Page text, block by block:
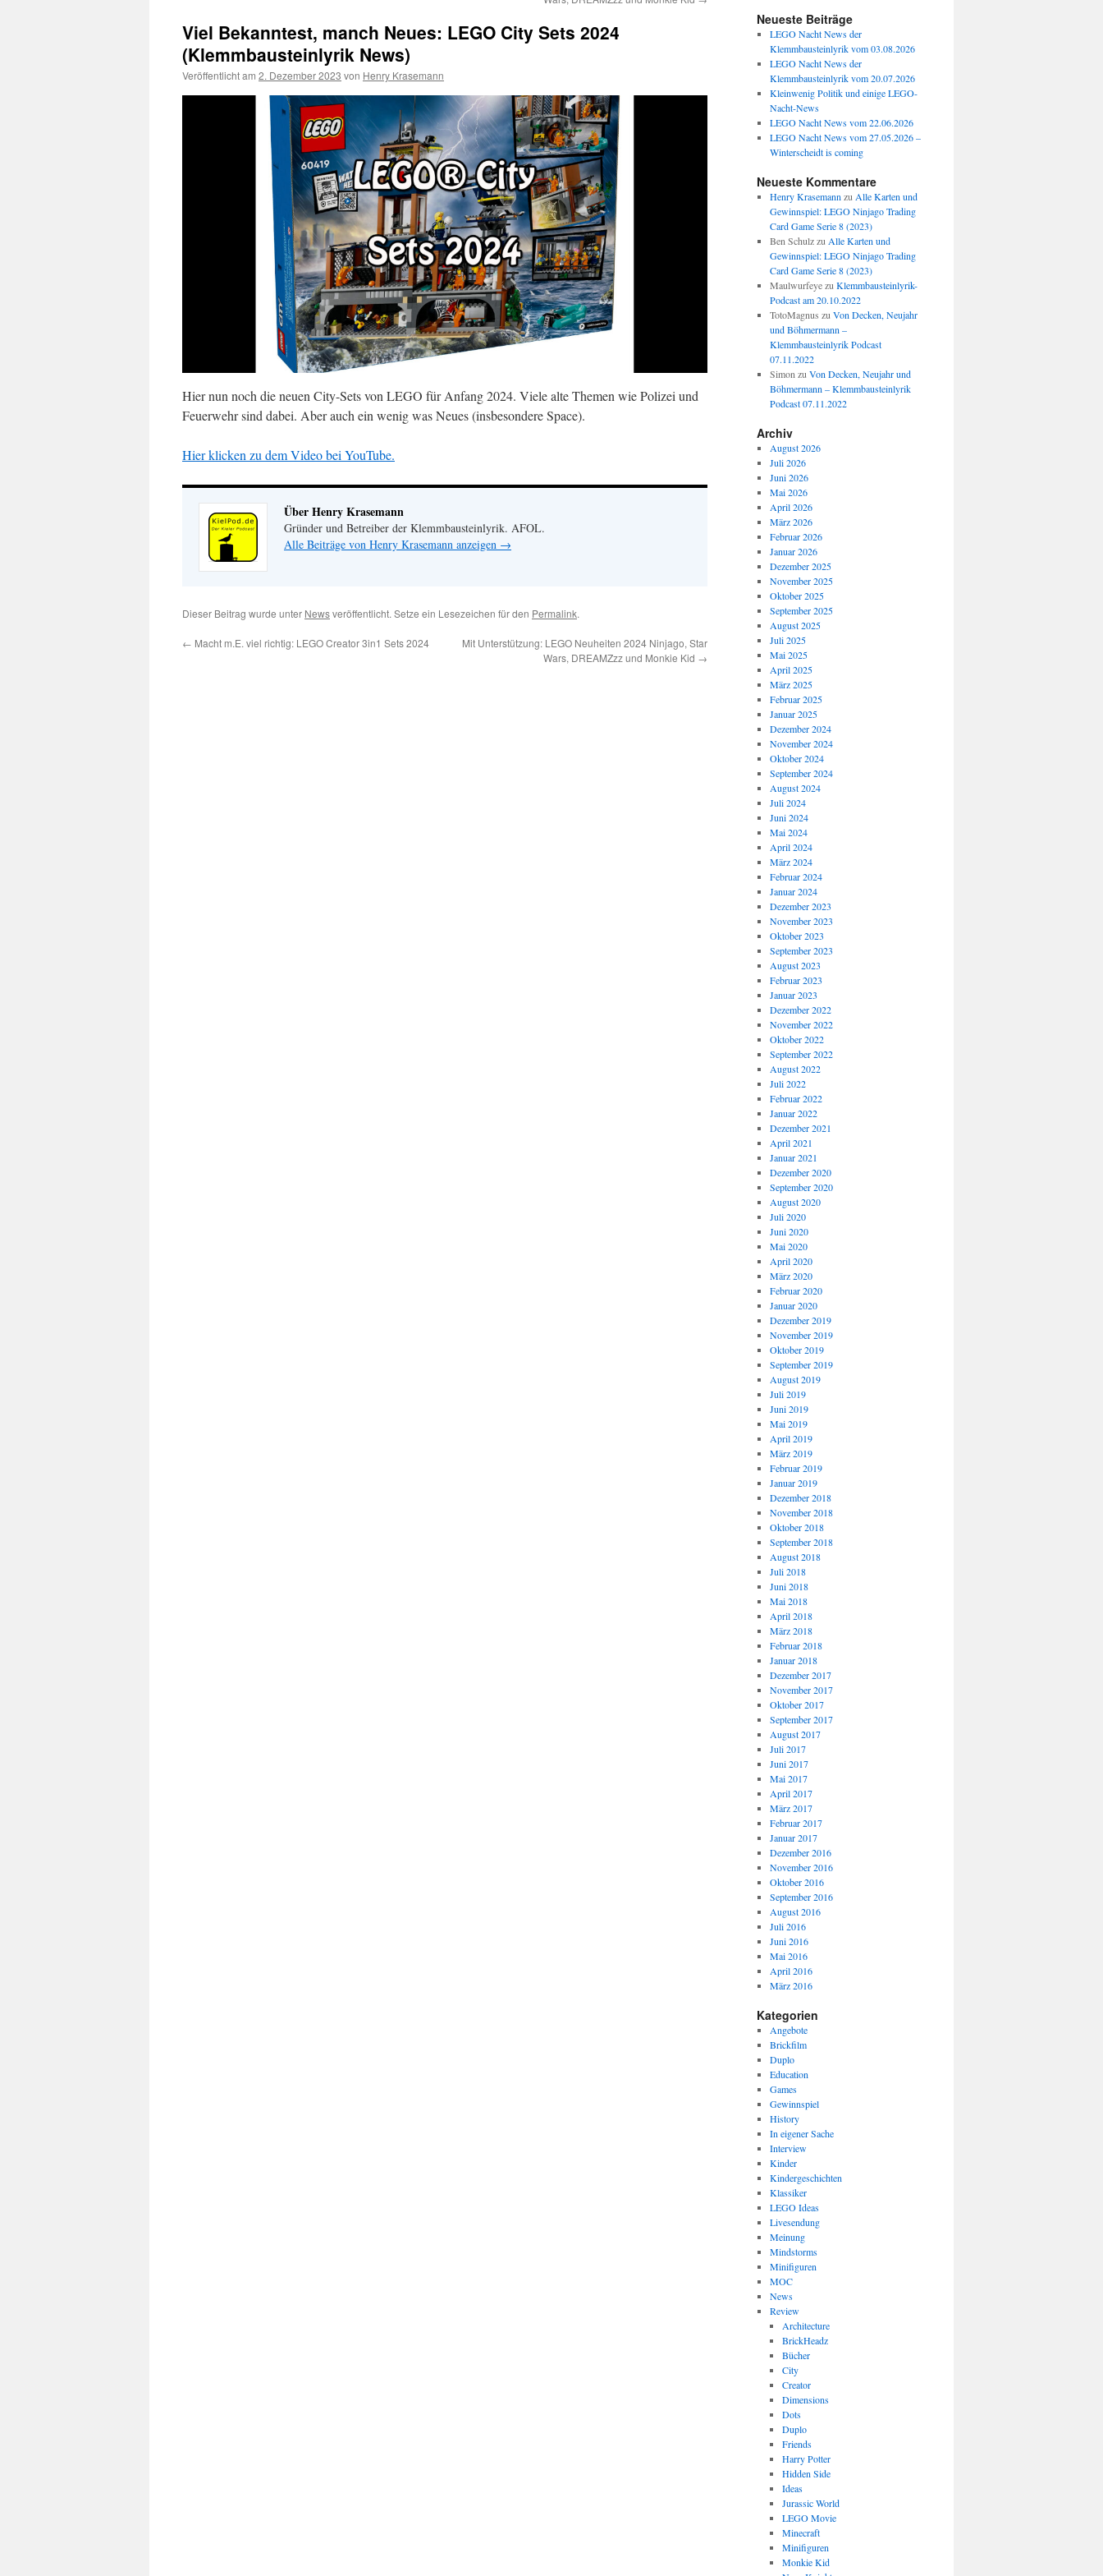
Viel Bekanntest, manch Neues: LEGO City Sets 2024
(Klemmbausteinlyrik News)
Veröffentlicht am 2. Dezember 2023 von Henry Krasemann
Hier nun noch die neuen City-Sets von LEGO für Anfang 2024. Viele alte Themen wie Polizei und
Feuerwehr sind dabei. Aber auch ein wenig was Neues (insbesondere Space).
Hier klicken zu dem Video bei YouTube.
Über Henry Krasemann
Gründer und Betreiber der Klemmbausteinlyrik. AFOL.
Alle Beiträge von Henry Krasemann anzeigen →
Dieser Beitrag wurde unter Newsveröffentlicht. Setze ein Lesezeichen für den Permalink.
← Macht m.E. viel richtig: LEGO Creator 3in1 Sets 2024
Mit Unterstützung: LEGO Neuheiten 2024 Ninjago, Star
Wars, DREAMZzz und Monkie Kid →
Neueste Beiträge
LEGO Nacht News der
Klemmbausteinlyrik vom 03.08.2026
LEGO Nacht News der
Klemmbausteinlyrik vom 20.07.2026
Kleinwenig Politik und einige LEGO-
Nacht-News
LEGO Nacht News vom 22.06.2026
LEGO Nacht News vom 27.05.2026 –
Winterscheidt is coming
Neueste Kommentare
Henry Krasemann zu Alle Karten und
Gewinnspiel: LEGO Ninjago Trading
Card Game Serie 8 (2023)
Ben Schulzzu Alle Karten und
Gewinnspiel: LEGO Ninjago Trading
Card Game Serie 8 (2023)
Maulwurfeyezu Klemmbausteinlyrik-
Podcast am 20.10.2022
TotoMagnus zu Von Decken, Neujahr
und Böhmermann –
Klemmbausteinlyrik Podcast
07.11.2022
Simon zu Von Decken, Neujahr und
Böhmermann – Klemmbausteinlyrik
Podcast 07.11.2022
Archiv
August 2026
Juli 2026
Juni 2026
Mai 2026
April 2026
März 2026
Februar 2026
Januar 2026
Dezember 2025
November 2025
Oktober 2025
September 2025
August 2025
Juli 2025
Mai 2025
April 2025
März 2025
Februar 2025
Januar 2025
Dezember 2024
November 2024
Oktober 2024
September 2024
August 2024
Juli 2024
Juni 2024
Mai 2024
April 2024
März 2024
Februar 2024
Januar 2024
Dezember 2023
November 2023
Oktober 2023
September 2023
August 2023
Februar 2023
Januar 2023
Dezember 2022
November 2022
Oktober 2022
September 2022
August 2022
Juli 2022
Februar 2022
Januar 2022
Dezember 2021
April 2021
Januar 2021
Dezember 2020
September 2020
August 2020
Juli 2020
Juni 2020
Mai 2020
April 2020
März 2020
Februar 2020
Januar 2020
Dezember 2019
November 2019
Oktober 2019
September 2019
August 2019
Juli 2019
Juni 2019
Mai 2019
April 2019
März 2019
Februar 2019
Januar 2019
Dezember 2018
November 2018
Oktober 2018
September 2018
August 2018
Juli 2018
Juni 2018
Mai 2018
April 2018
März 2018
Februar 2018
Januar 2018
Dezember 2017
November 2017
Oktober 2017
September 2017
August 2017
Juli 2017
Juni 2017
Mai 2017
April 2017
März 2017
Februar 2017
Januar 2017
Dezember 2016
November 2016
Oktober 2016
September 2016
August 2016
Juli 2016
Juni 2016
Mai 2016
April 2016
März 2016
Kategorien
Angebote
Brickfilm
Duplo
Education
Games
Gewinnspiel
History
In eigener Sache
Interview
Kinder
Kindergeschichten
Klassiker
LEGO Ideas
Livesendung
Meinung
Mindstorms
Minifiguren
MOC
News
Review
Architecture
BrickHeadz
Bücher
City
Creator
Dimensions
Dots
Duplo
Friends
Harry Potter
Hidden Side
Ideas
Jurassic World
LEGO Movie
Minecraft
Minifiguren
Monkie Kid